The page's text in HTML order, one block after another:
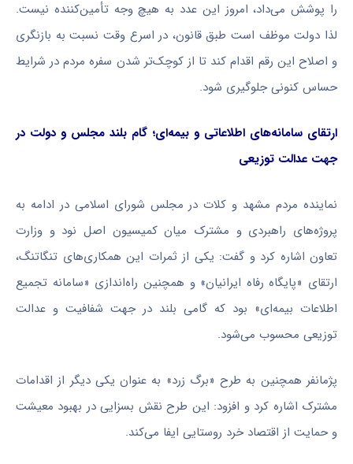
را پوشش می‌داد، امروز این عدد به هیچ وجه تأمین‌کننده نیست.
لذا دولت موظف است طبق قانون، در اسرع وقت نسبت به بازنگری
و اصلاح این رقم اقدام کند تا از کوچک‌تر شدن سفره مردم در شرایط
حساس کنونی جلوگیری شود.
ارتقای سامانه‌های اطلاعاتی و بیمه‌ای؛ گام بلند مجلس و دولت در
جهت عدالت توزیعی
نماینده مردم مشهد و کلات در مجلس شورای اسلامی در ادامه به
پروژه‌های راهبردی و مشترک میان کمیسیون اصل نود و وزارت
تعاون اشاره کرد و گفت: یکی از ثمرات این همکاری‌های تنگاتنگ،
ارتقای «پایگاه رفاه ایرانیان» و همچنین راه‌اندازی «سامانه تجمیع
اطلاعات بیمه‌ای» بود که گامی بلند در جهت شفافیت و عدالت
توزیعی محسوب می‌شود.
پژمانفر همچنین به طرح «برگ زرد» به عنوان یکی دیگر از اقدامات
مشترک اشاره کرد و افزود: این طرح نقش بسزایی در بهبود معیشت
و حمایت از اقتصاد خرد روستایی ایفا می‌کند.